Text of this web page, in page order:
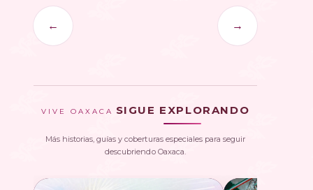
← →
VIVE OAXACA SIGUE EXPLORANDO
Más historias, guías y coberturas especiales para seguir
descubriendo Oaxaca.